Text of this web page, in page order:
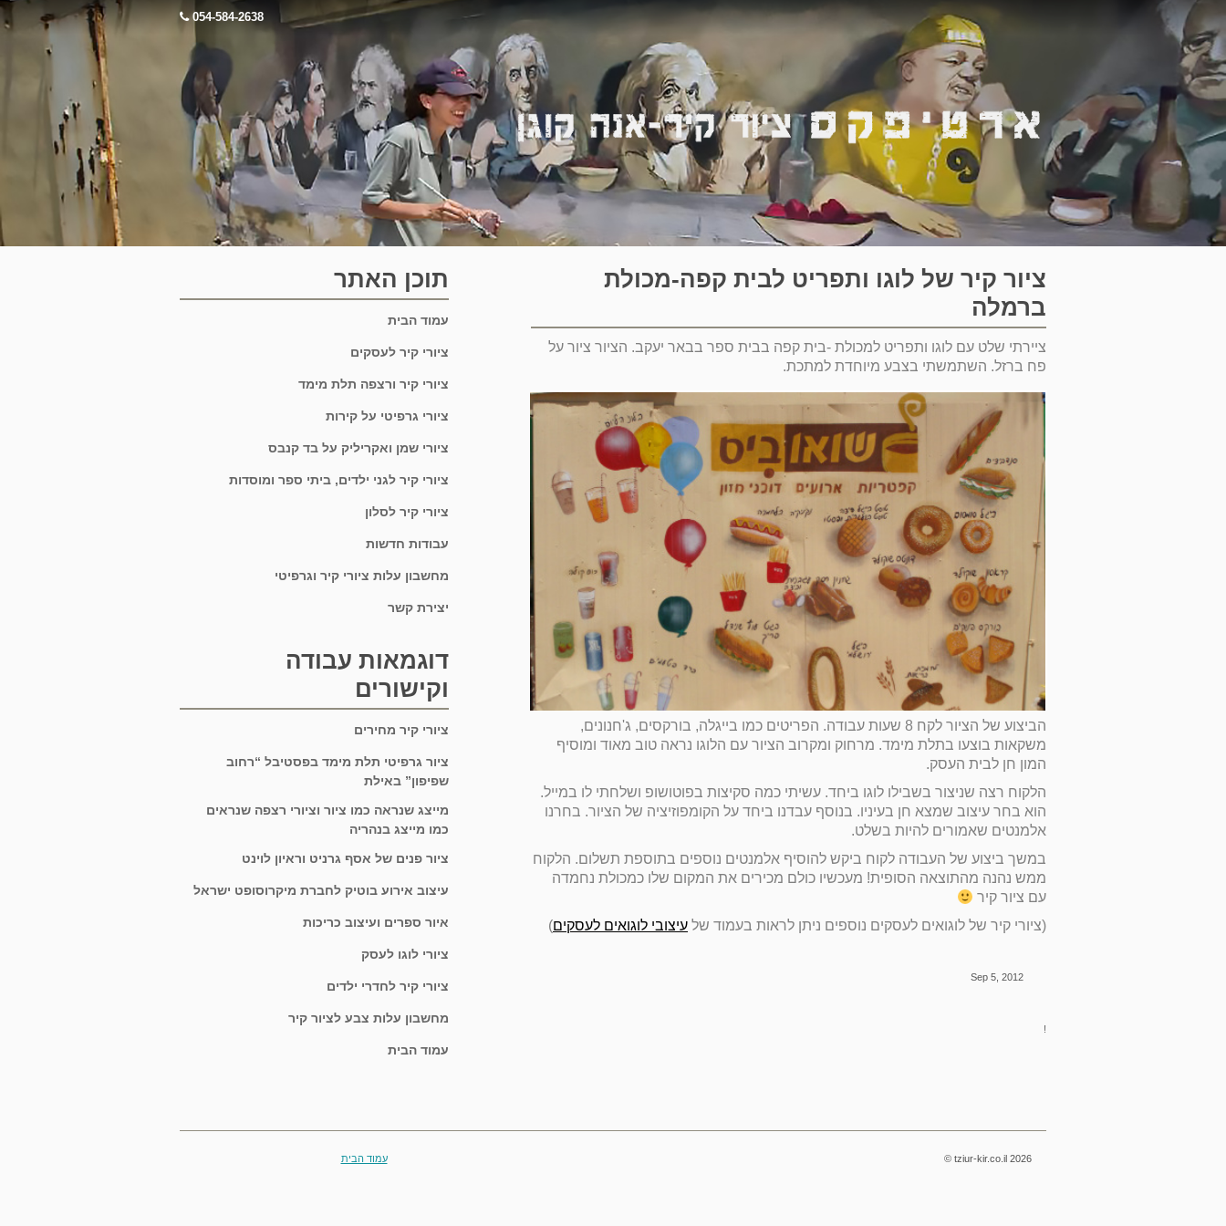
054-584-2638
ציור קיר של לוגו ותפריט לבית קפה-מכולת
ברמלה
ציירתי שלט עם לוגו ותפריט למכולת -בית קפה בבית ספר בבאר יעקב. הציור ציור על
פח ברזל. השתמשתי בצבע מיוחדת למתכת.
הביצוע של הציור לקח 8 שעות עבודה. הפריטים כמו בייגלה, בורקסים, ג'חנונים,
משקאות בוצעו בתלת מימד. מרחוק ומקרוב הציור עם הלוגו נראה טוב מאוד ומוסיף
המון חן לבית העסק.
הלקוח רצה שניצור בשבילו לוגו ביחד. עשיתי כמה סקיצות בפוטושופ ושלחתי לו במייל.
הוא בחר עיצוב שמצא חן בעיניו. בנוסף עבדנו ביחד על הקומפוזיציה של הציור. בחרנו
אלמנטים שאמורים להיות בשלט.
במשך ביצוע של העבודה לקוח ביקש להוסיף אלמנטים נוספים בתוספת תשלום. הלקוח
ממש נהנה מהתוצאה הסופית! מעכשיו כולם מכירים את המקום שלו כמכולת נחמדה
עם ציור קיר
(ציורי קיר של לוגואים לעסקים נוספים ניתן לראות בעמוד של עיצובי לוגואים לעסקים)
Sep 5, 2012
!
תוכן האתר
עמוד הבית
ציורי קיר לעסקים
ציורי קיר ורצפה תלת מימד
ציורי גרפיטי על קירות
ציורי שמן ואקריליק על בד קנבס
ציורי קיר לגני ילדים, ביתי ספר ומוסדות
ציורי קיר לסלון
עבודות חדשות
מחשבון עלות ציורי קיר וגרפיטי
יצירת קשר
דוגמאות עבודה
וקישורים
ציורי קיר מחירים
ציור גרפיטי תלת מימד בפסטיבל “רחוב
שפיפון” באילת
מייצג שנראה כמו ציור וציורי רצפה שנראים
כמו מייצג בנהריה
ציור פנים של אסף גרניט וראיון לוינט
עיצוב אירוע בוטיק לחברת מיקרוסופט ישראל
איור ספרים ועיצוב כריכות
ציורי לוגו לעסק
ציורי קיר לחדרי ילדים
מחשבון עלות צבע לציור קיר
עמוד הבית
© tziur-kir.co.il 2026 עמוד הבית